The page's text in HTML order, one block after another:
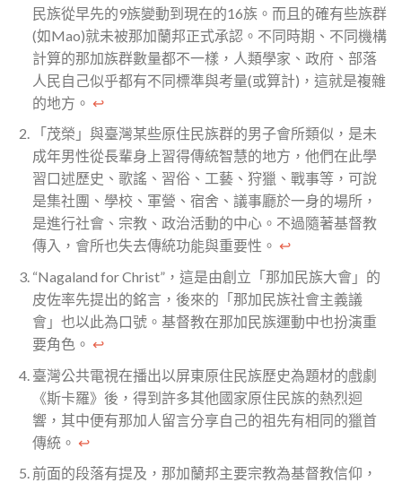
民族從早先的9族變動到現在的16族。而且的確有些族群
(如Mao)就未被那加蘭邦正式承認。不同時期、不同機構
計算的那加族群數量都不一樣，人類學家、政府、部落
人民自己似乎都有不同標準與考量(或算計)，這就是複雜
的地方。 ↩︎
「茂榮」與臺灣某些原住民族群的男子會所類似，是未
成年男性從長輩身上習得傳統智慧的地方，他們在此學
習口述歷史、歌謠、習俗、工藝、狩獵、戰事等，可說
是集社團、學校、軍營、宿舍、議事廳於一身的場所，
是進行社會、宗教、政治活動的中心。不過隨著基督教
傳入，會所也失去傳統功能與重要性。 ↩︎
“Nagaland for Christ”，這是由創立「那加民族大會」的
皮佐率先提出的銘言，後來的「那加民族社會主義議
會」也以此為口號。基督教在那加民族運動中也扮演重
要角色。 ↩︎
臺灣公共電視在播出以屏東原住民族歷史為題材的戲劇
《斯卡羅》後，得到許多其他國家原住民族的熱烈迴
響，其中便有那加人留言分享自己的祖先有相同的獵首
傳統。 ↩︎
前面的段落有提及，那加蘭邦主要宗教為基督教信仰，